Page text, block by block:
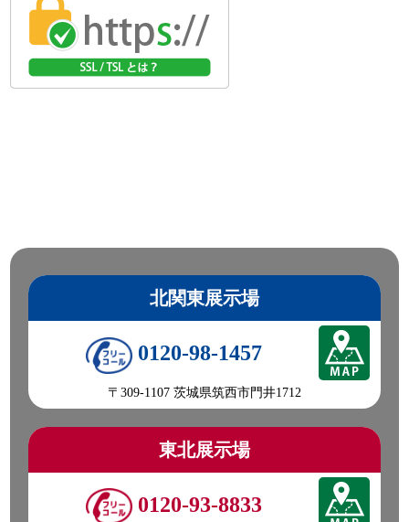
●本日ご紹介車両●
【商品番号:14460】トレーラーセット H20 ギガ PTO付 東急
製 傾斜台車 傾斜角度 34°/39.5°/45.5°
☎0120-98-1457 営業担当:遠山
☎0120-93-8833 営業担当:児玉
「HP見て」とお伝えいただけるとスムーズです❗
突然の天気の急変にご注意ください。
皆さん今日も一日ご安全に‼
●本日ご紹介車両●
ニック製 3段ブーム ラジコン付(無線) フックイン
「HP見て」とお伝えいただけるとスムーズです❗
北関東展示場
0120-98-1457
〒309-1107 茨城県筑西市門井1712
東北展示場
0120-93-8833